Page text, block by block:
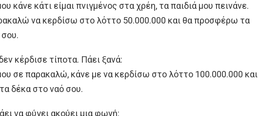
κάνε κάτι είμαι πνιγμένος στα χρέη, τα παιδιά μου πεινάνε.
να κερδίσω στο λόττο 50.000.000 και θα προσφέρω τα
κέρδισε τίποτα. Πάει ξανά:
σε παρακαλώ, κάνε με να κερδίσω στο λόττο 100.000.000 και
δέκα στο ναό σου.
να φύγει ακούει μια φωνή: